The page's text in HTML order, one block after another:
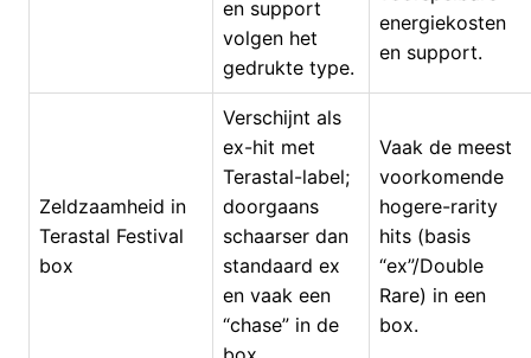
en support
volgen het
gedrukte type.
energiekosten
en support.
Zeldzaamheid in
Terastal Festival
box
Verschijnt als
ex-hit met
Terastal-label;
doorgaans
schaarser dan
standaard ex
en vaak een
“chase” in de
Vaak de meest
voorkomende
hogere-rarity
hits (basis
“ex”/Double
Rare) in een
box.